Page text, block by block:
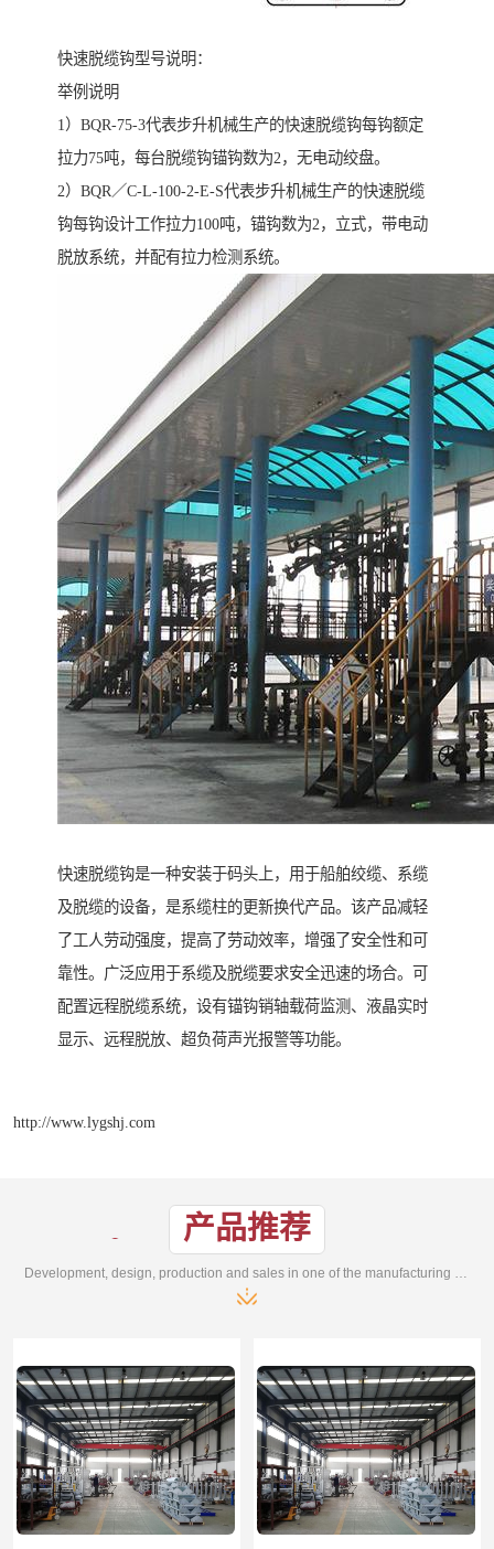
快速脱缆钩型号说明：
举例说明
1）BQR-75-3代表步升机械生产的快速脱缆钩每钩额定
拉力75吨，每台脱缆钩锚钩数为2，无电动绞盘。
2）BQR／C-L-100-2-E-S代表步升机械生产的快速脱缆
钩每钩设计工作拉力100吨，锚钩数为2，立式，带电动
脱放系统，并配有拉力检测系统。
快速脱缆钩是一种安装于码头上，用于船舶绞缆、系缆
及脱缆的设备，是系缆柱的更新换代产品。该产品减轻
了工人劳动强度，提高了劳动效率，增强了安全性和可
靠性。广泛应用于系缆及脱缆要求安全迅速的场合。可
配置远程脱缆系统，设有锚钩销轴载荷监测、液晶实时
显示、远程脱放、超负荷声光报警等功能。
http://www.lygshj.com
产品推荐